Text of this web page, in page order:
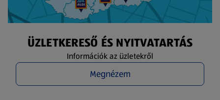
ÜZLETKERESŐ ÉS NYITVATARTÁS
Információk az üzletekről
Megnézem